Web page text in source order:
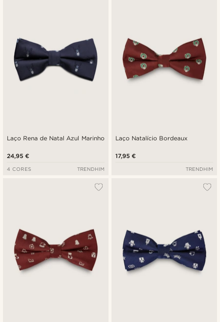
Laço Rena de Natal Azul Marinho
24,95 €
4 CORES TRENDHIM
Laço Natalício Bordeaux
17,95 €
TRENDHIM